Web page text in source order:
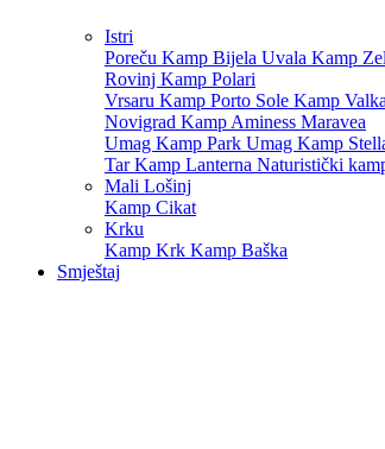
Istri
Poreču Kamp Bijela Uvala Kamp
Rovinj Kamp Polari
Vrsaru Kamp Porto Sole Kamp
Novigrad Kamp Aminess Maravea
Umag Kamp Park Umag Kamp
TarKamp Lanterna Naturistički
Mali Lošinj
Kamp Cikat
Krku
Kamp Krk Kamp Baška
Smještaj